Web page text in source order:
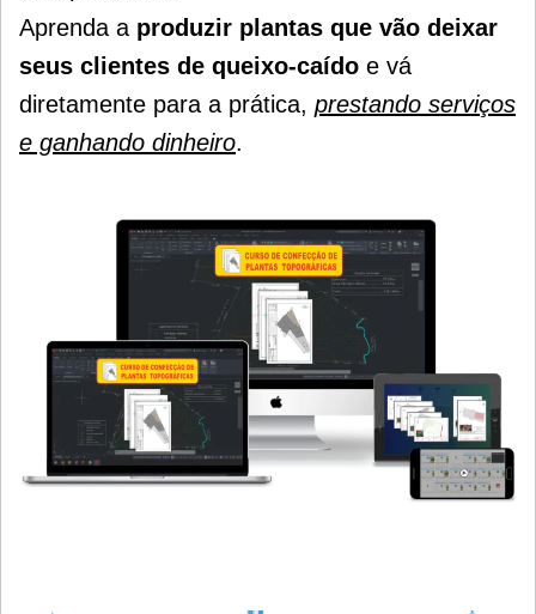
Aprenda a produzir plantas que vão deixar
seus clientes de queixo-caído e vá
diretamente para a prática, prestando serviços
e ganhando dinheiro.